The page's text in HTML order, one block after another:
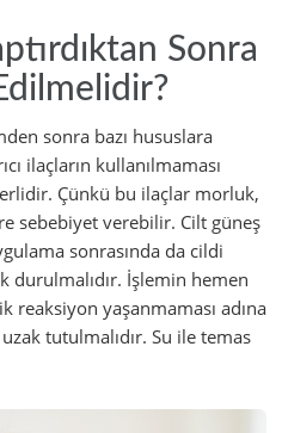
Sonra
sonra bazı hususlara
ilaçların kullanılmaması
Çünkü bu ilaçlar morluk,
sebebiyet verebilir. Cilt güneş
sonrasında da cildi
durulmalıdır. İşlemin hemen
reaksiyon yaşanmaması adına
tutulmalıdır. Su ile temas